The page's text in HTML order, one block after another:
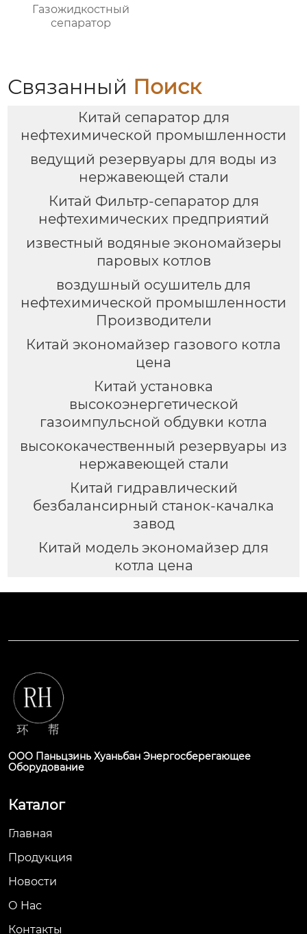
Газожидкостный
сепаратор
Связанный Поиск
Китай сепаратор для
нефтехимической промышленности
ведущий резервуары для воды из
нержавеющей стали
Китай Фильтр-сепаратор для
нефтехимических предприятий
известный водяные экономайзеры
паровых котлов
воздушный осушитель для
нефтехимической промышленности
Производители
Китай экономайзер газового котла
цена
Китай установка
высокоэнергетической
газоимпульсной обдувки котла
высококачественный резервуары из
нержавеющей стали
Китай гидравлический
безбалансирный станок-качалка
завод
Китай модель экономайзер для
котла цена
ООО Паньцзинь Хуаньбан Энергосберегающее
Оборудование
Каталог
Главная
Продукция
Новости
О Hас
Контакты